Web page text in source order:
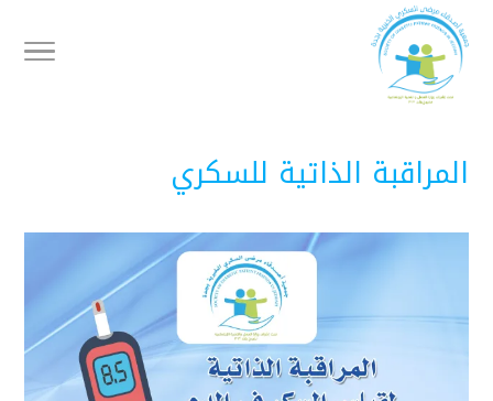
المراقبة الذاتية للسكري